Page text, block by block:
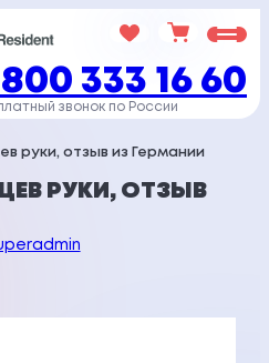
333 16 60
звонок по России
руки, отзыв из Германии
РУКИ, ОТЗЫВ